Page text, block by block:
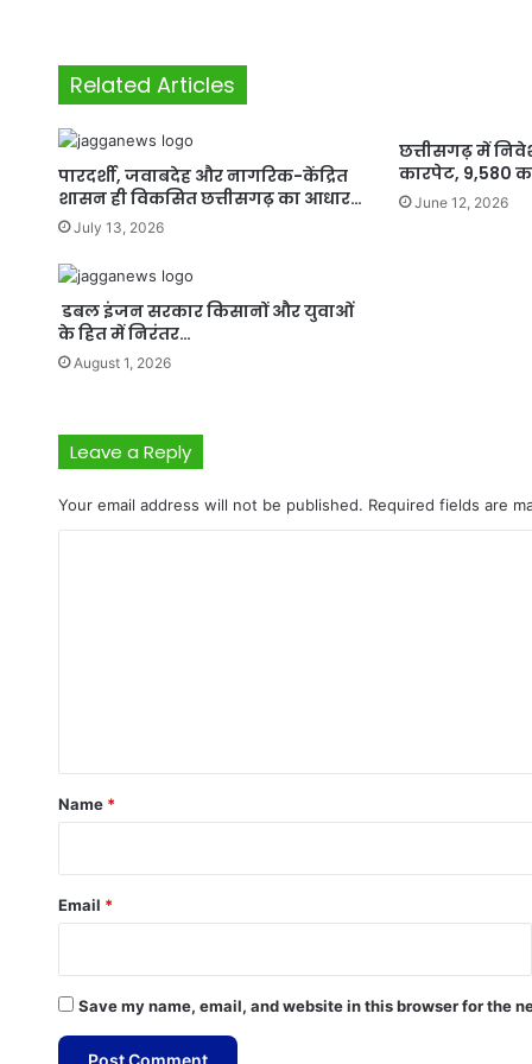
Related Articles
पारदर्शी, जवाबदेह और नागरिक-केंद्रित
शासन ही विकसित छत्तीसगढ़ का आधार…
July 13, 2026
छत्तीसगढ़ में
कारपेट, 9,580
June 12, 2026
डबल इंजन सरकार किसानों और युवाओं
के हित में निरंतर…
August 1, 2026
Leave a Reply
Your email address will not be published. Required fields are
*
Name *
Email *
Save my name, email, and website in this browser for the